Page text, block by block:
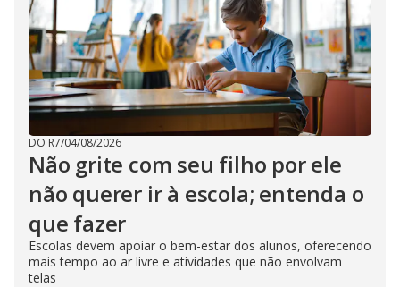
DO R7/04/08/2026
Não grite com seu filho por ele
não querer ir à escola; entenda o
que fazer
Escolas devem apoiar o bem-estar dos alunos, oferecendo
mais tempo ao ar livre e atividades que não envolvam
telas